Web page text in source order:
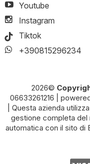
Youtube
Instagram
Tiktok
+390815296234
2026©
06633261216
| Questa azienda
gestione completa del
automatica con il sito di